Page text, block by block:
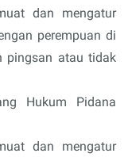
dan mengatur
perempuan di
pingsan atau tidak
Hukum Pidana
dan mengatur